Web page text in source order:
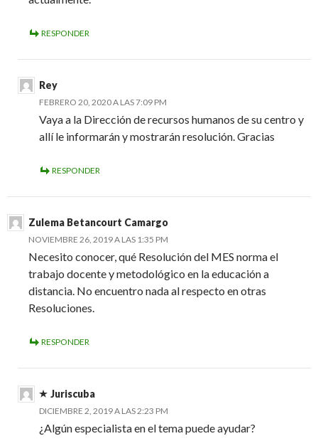
RESPONDER
Rey
FEBRERO 20, 2020 A LAS 7:09 PM
Vaya a la Dirección de recursos humanos de su centro y
allí le informarán y mostrarán resolución. Gracias
RESPONDER
Zulema Betancourt Camargo
NOVIEMBRE 26, 2019 A LAS 1:35 PM
Necesito conocer, qué Resolución del MES norma el
trabajo docente y metodológico en la educación a
distancia. No encuentro nada al respecto en otras
Resoluciones.
RESPONDER
Juriscuba
DICIEMBRE 2, 2019 A LAS 2:23 PM
¿Algún especialista en el tema puede ayudar?